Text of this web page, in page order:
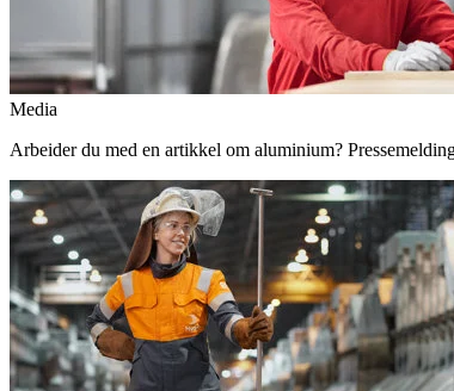
Media
Arbeider du med en artikkel om aluminium?